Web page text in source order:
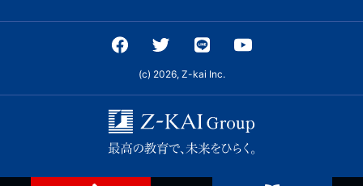
(c) 2026, Z-kai Inc.